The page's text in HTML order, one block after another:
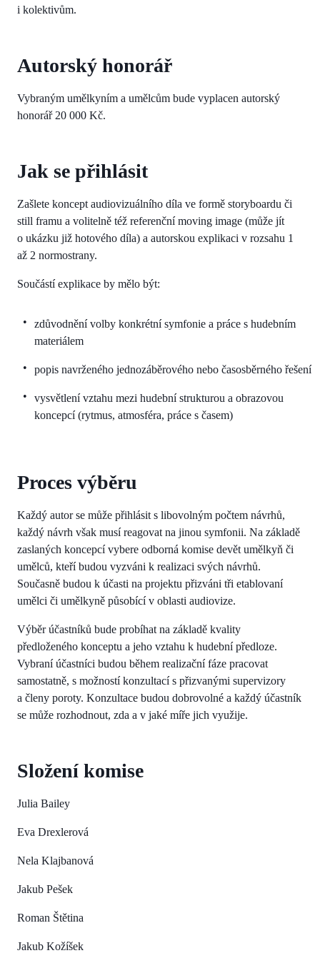
i kolektivům.
Autorský honorář
Vybraným umělkyním a umělcům bude vyplacen autorský
honorář 20 000 Kč.
Jak se přihlásit
Zašlete koncept audiovizuálního díla ve formě storyboardu či
still framu a volitelně též referenční moving image (může jít
o ukázku již hotového díla) a autorskou explikaci v rozsahu 1
až 2 normostrany.
Součástí explikace by mělo být:
zdůvodnění volby konkrétní symfonie a práce s hudebním
materiálem
popis navrženého jednozáběrového nebo časosběrného řešení
vysvětlení vztahu mezi hudební strukturou a obrazovou
koncepcí (rytmus, atmosféra, práce s časem)
Proces výběru
Každý autor se může přihlásit s libovolným počtem návrhů,
každý návrh však musí reagovat na jinou symfonii. Na základě
zaslaných koncepcí vybere odborná komise devět umělkyň či
umělců, kteří budou vyzváni k realizaci svých návrhů.
Současně budou k účasti na projektu přizváni tři etablovaní
umělci či umělkyně působící v oblasti audiovize.
Výběr účastníků bude probíhat na základě kvality
předloženého konceptu a jeho vztahu k hudební předloze.
Vybraní účastníci budou během realizační fáze pracovat
samostatně, s možností konzultací s přizvanými supervizory
a členy poroty. Konzultace budou dobrovolné a každý účastník
se může rozhodnout, zda a v jaké míře jich využije.
Složení komise
Julia Bailey
Eva Drexlerová
Nela Klajbanová
Jakub Pešek
Roman Štětina
Jakub Kožíšek